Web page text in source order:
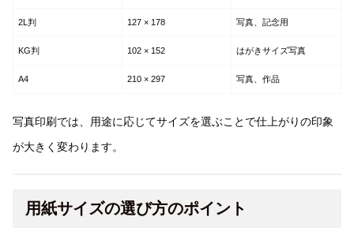
2L判 127 × 178 写真、記念用
KG判 102 × 152 はがきサイズ写真
A4 210 × 297 写真、作品
写真印刷では、用途に応じてサイズを選ぶことで仕上がりの印象
が大きく変わります。
用紙サイズの選び方のポイント